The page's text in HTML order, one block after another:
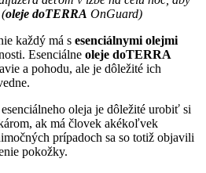
oleje doTERRA OnGuard)
každý má s esenciálnymi olejmi
Esenciálne oleje doTERRA
a pohodu, ale je dôležité ich
oleja je dôležité urobiť si
ak má človek akékoľvek
prípadoch sa so totiž objavili
pokožky.